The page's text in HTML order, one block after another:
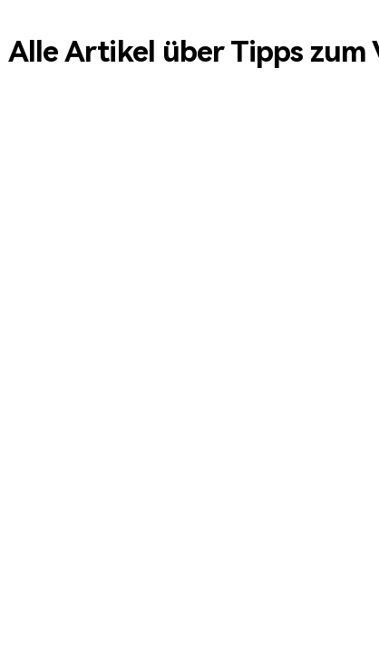
Alle Artikel über Tipps zum